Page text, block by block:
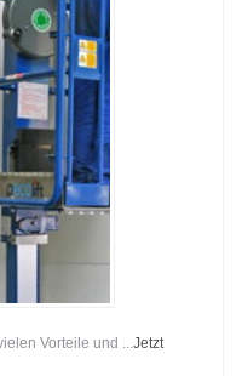
Vorteile und ... Jetzt